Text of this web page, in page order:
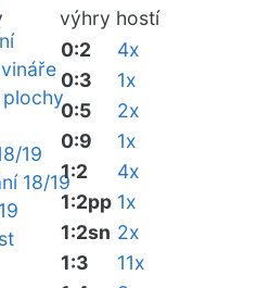
19
18/19
výhry hostí
0:2
4x
0:3
1x
0:5
2x
0:9
1x
1:2
4x
1:2pp 1x
1:2sn 2x
1:3
11x